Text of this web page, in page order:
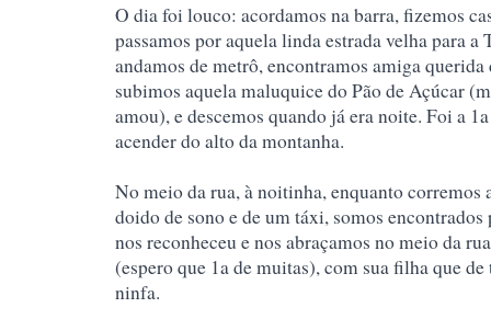
O dia foi louco: acordamos na barra, fizemos
passamos por aquela linda estrada velha para
andamos de metrô, encontramos amiga
subimos aquela maluquice do Pão de Açúcar
amou), e descemos quando já era noite. Foi a
acender do alto da montanha.
No meio da rua, à noitinha, enquanto corremos
doido de sono e de um táxi, somos
nos reconheceu e nos abraçamos no meio da
(espero que 1a de muitas), com sua filha que
ninfa.